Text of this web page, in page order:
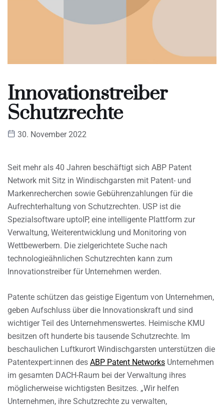
Innovationstreiber
Schutzrechte
30. November 2022
Seit mehr als 40 Jahren beschäftigt sich ABP Patent
Network mit Sitz in Windischgarsten mit Patent- und
Markenrecherchen sowie Gebührenzahlungen für die
Aufrechterhaltung von Schutzrechten. USP ist die
Spezialsoftware uptoIP, eine intelligente Plattform zur
Verwaltung, Weiterentwicklung und Monitoring von
Wettbewerbern. Die zielgerichtete Suche nach
technologieähnlichen Schutzrechten kann zum
Innovationstreiber für Unternehmen werden.
Patente schützen das geistige Eigentum von Unternehmen,
geben Aufschluss über die Innovationskraft und sind
wichtiger Teil des Unternehmenswertes. Heimische KMU
besitzen oft hunderte bis tausende Schutzrechte. Im
beschaulichen Luftkurort Windischgarsten unterstützen die
Patentexpert:innen des ABP Patent Networks Unternehmen
im gesamten DACH-Raum bei der Verwaltung ihres
möglicherweise wichtigsten Besitzes. „Wir helfen
Unternehmen, ihre Schutzrechte zu verwalten,